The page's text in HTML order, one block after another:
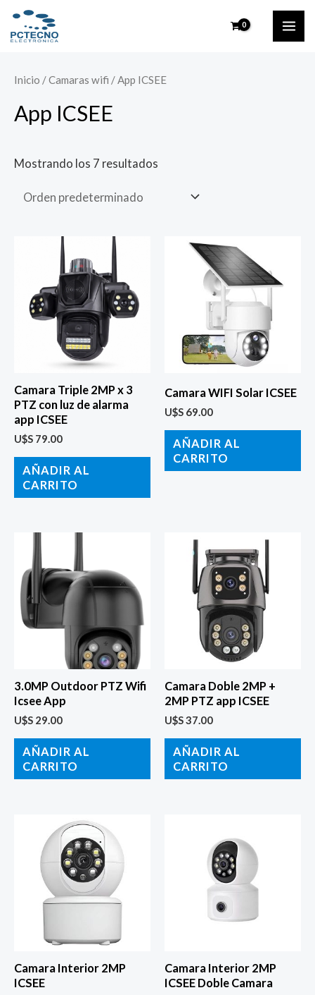
Inicio /Camaras wifi / App ICSEE
App ICSEE
Mostrando los 7 resultados
Camara Triple 2MP x 3
PTZ con luz de alarma
app ICSEE
U$S 79.00
AÑADIR AL
CARRITO
Camara WIFI Solar ICSEE
U$S 69.00
AÑADIR AL
CARRITO
3.0MP Outdoor PTZ Wifi
Icsee App
U$S 29.00
AÑADIR AL
CARRITO
Camara Doble 2MP +
2MP PTZ app ICSEE
U$S37.00
AÑADIR AL
CARRITO
Camara Interior 2MP
ICSEE
Camara Interior 2MP
ICSEE Doble Camara